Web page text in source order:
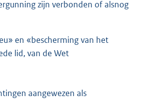
zijn verbonden of alsnog
en «bescherming van het
lid, van de Wet
aangewezen als